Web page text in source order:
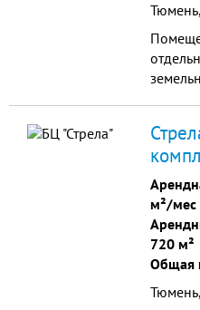
Отде...
м²/мес
720 м²
Общая